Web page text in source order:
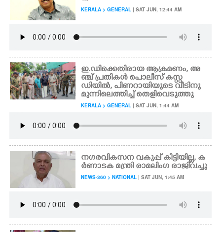
KERALA > GENERAL | SAT JUN, 12:44 AM
ഇ.ഡിക്കെതിരായ ആക്രമണം, അ
ഞ്ച് പ്രതികൾ പൊലീസ് കസ്റ്റ
ഡിയിൽ, പിണറായിയുടെ വീടിനു
മുന്നിലെത്തിച്ച് തെളിവെടുത്തു
KERALA > GENERAL | SAT JUN, 1:44 AM
നഗരവികസന വകുപ്പ് കിട്ടിയില്ല, ക
ർണാടക മന്ത്രി രാമലിംഗ രാജിവച്ചു
NEWS-360 > NATIONAL | SAT JUN, 1:45 AM